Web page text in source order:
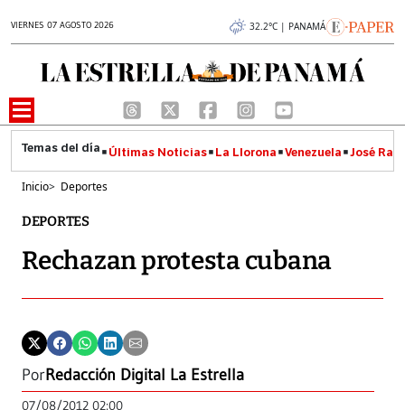
VIERNES 07 AGOSTO 2026 32.2°C | PANAMÁ
Últimas Noticias La Llorona Venezuela José
Inicio> Deportes
DEPORTES
Rechazan protesta cubana
PorRedacción Digital La Estrella
07/08/2012 02:00